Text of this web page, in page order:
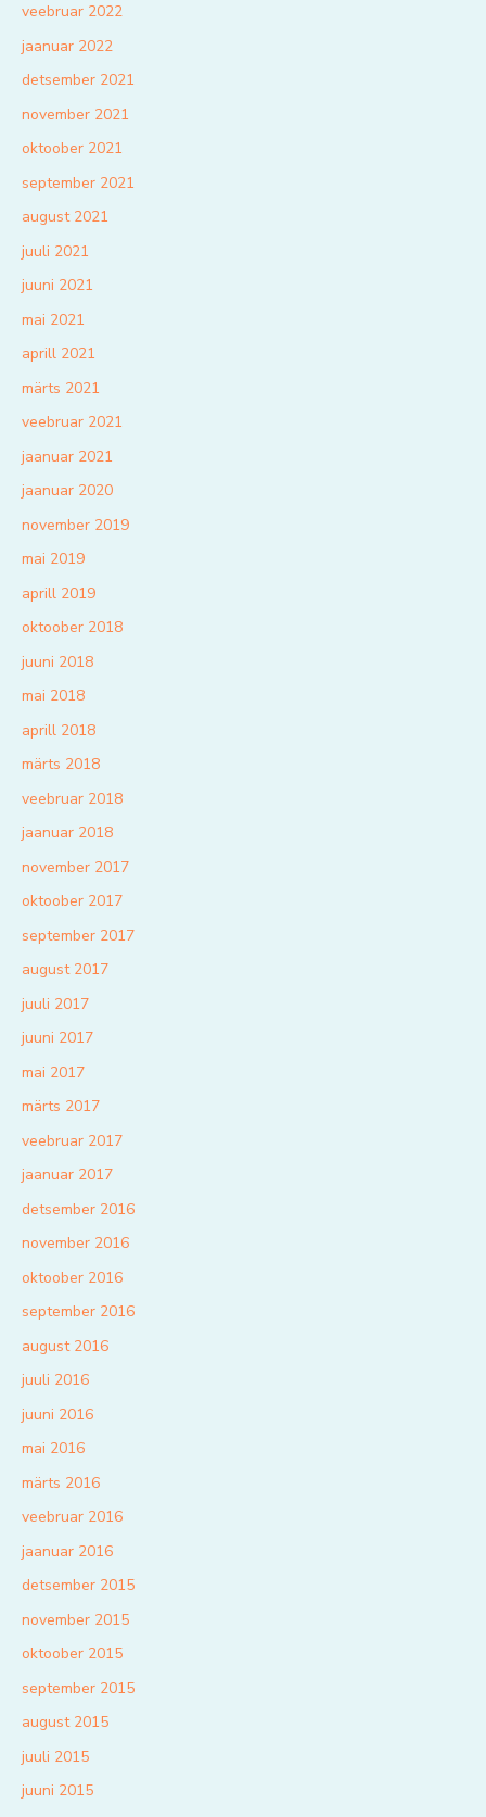
veebruar 2022
jaanuar 2022
detsember 2021
november 2021
oktoober 2021
september 2021
august 2021
juuli 2021
juuni 2021
mai 2021
aprill 2021
märts 2021
veebruar 2021
jaanuar 2021
jaanuar 2020
november 2019
mai 2019
aprill 2019
oktoober 2018
juuni 2018
mai 2018
aprill 2018
märts 2018
veebruar 2018
jaanuar 2018
november 2017
oktoober 2017
september 2017
august 2017
juuli 2017
juuni 2017
mai 2017
märts 2017
veebruar 2017
jaanuar 2017
detsember 2016
november 2016
oktoober 2016
september 2016
august 2016
juuli 2016
juuni 2016
mai 2016
märts 2016
veebruar 2016
jaanuar 2016
detsember 2015
november 2015
oktoober 2015
september 2015
august 2015
juuli 2015
juuni 2015